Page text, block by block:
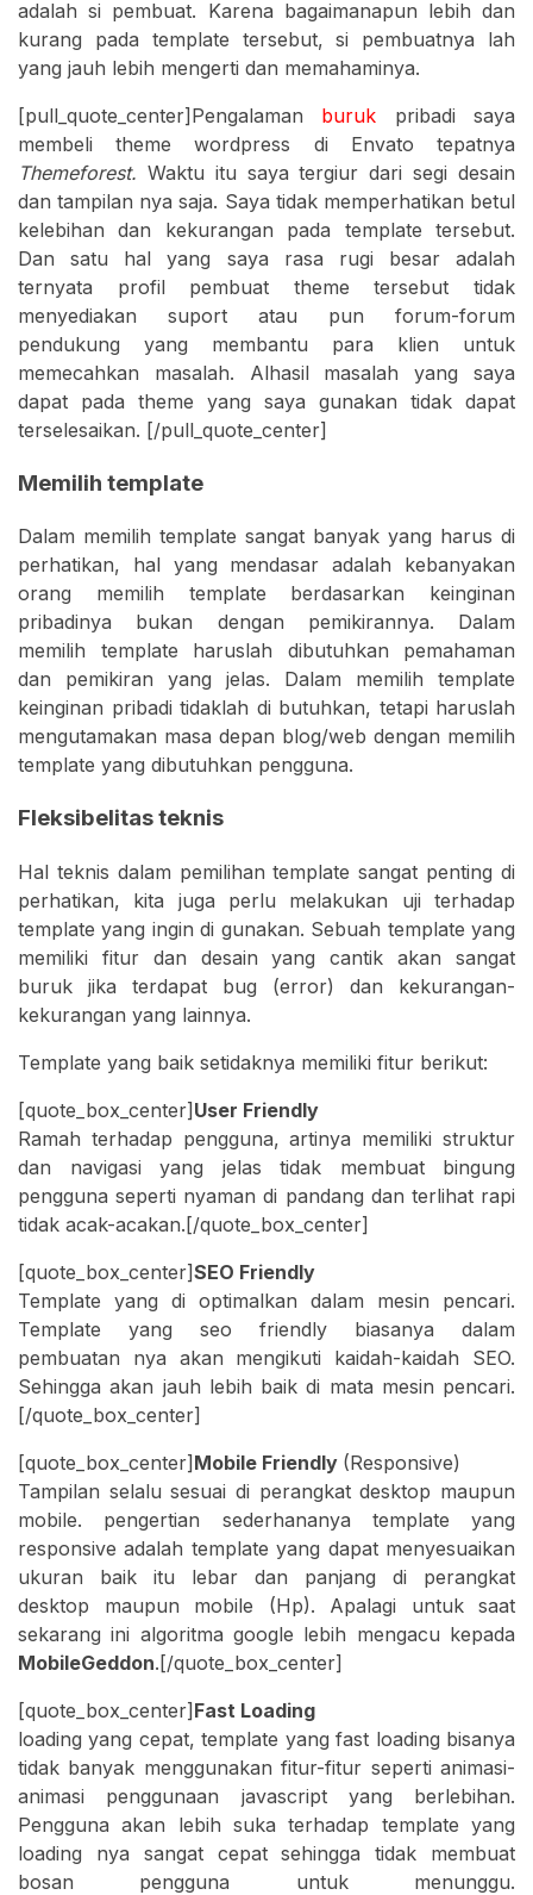
adalah si pembuat. Karena bagaimanapun lebih dan
kurang pada template tersebut, si pembuatnya lah
yang jauh lebih mengerti dan memahaminya.
[pull_quote_center]Pengalaman buruk pribadi saya
membeli theme wordpress di Envato tepatnya
Themeforest. Waktu itu saya tergiur dari segi desain
dan tampilan nya saja. Saya tidak memperhatikan betul
kelebihan dan kekurangan pada template tersebut.
Dan satu hal yang saya rasa rugi besar adalah
ternyata profil pembuat theme tersebut tidak
menyediakan suport atau pun forum-forum
pendukung yang membantu para klien untuk
memecahkan masalah. Alhasil masalah yang saya
dapat pada theme yang saya gunakan tidak dapat
terselesaikan. [/pull_quote_center]
Memilih template
Dalam memilih template sangat banyak yang harus di
perhatikan, hal yang mendasar adalah kebanyakan
orang memilih template berdasarkan keinginan
pribadinya bukan dengan pemikirannya. Dalam
memilih template haruslah dibutuhkan pemahaman
dan pemikiran yang jelas. Dalam memilih template
keinginan pribadi tidaklah di butuhkan, tetapi haruslah
mengutamakan masa depan blog/web dengan memilih
template yang dibutuhkan pengguna.
Fleksibelitas teknis
Hal teknis dalam pemilihan template sangat penting di
perhatikan, kita juga perlu melakukan uji terhadap
template yang ingin di gunakan. Sebuah template yang
memiliki fitur dan desain yang cantik akan sangat
buruk jika terdapat bug (error) dan kekurangan-
kekurangan yang lainnya.
Template yang baik setidaknya memiliki fitur berikut:
[quote_box_center]User Friendly
Ramah terhadap pengguna, artinya memiliki struktur
dan navigasi yang jelas tidak membuat bingung
pengguna seperti nyaman di pandang dan terlihat rapi
tidak acak-acakan.[/quote_box_center]
[quote_box_center]SEO Friendly
Template yang di optimalkan dalam mesin pencari.
Template yang seo friendly biasanya dalam
pembuatan nya akan mengikuti kaidah-kaidah SEO.
Sehingga akan jauh lebih baik di mata mesin pencari.
[/quote_box_center]
[quote_box_center]Mobile Friendly (Responsive)
Tampilan selalu sesuai di perangkat desktop maupun
mobile. pengertian sederhananya template yang
responsive adalah template yang dapat menyesuaikan
ukuran baik itu lebar dan panjang di perangkat
desktop maupun mobile (Hp). Apalagi untuk saat
sekarang ini algoritma google lebih mengacu kepada
MobileGeddon.[/quote_box_center]
[quote_box_center]Fast Loading
loading yang cepat, template yang fast loading bisanya
tidak banyak menggunakan fitur-fitur seperti animasi-
animasi penggunaan javascript yang berlebihan.
Pengguna akan lebih suka terhadap template yang
loading nya sangat cepat sehingga tidak membuat
bosan pengguna untuk menunggu.